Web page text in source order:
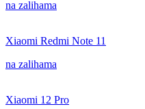
na zalihama
Xiaomi Redmi Note 11
na zalihama
Xiaomi 12 Pro